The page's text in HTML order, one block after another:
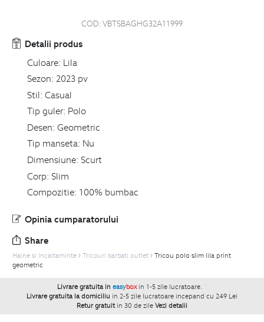
COD:VBTSBAGHG32A11999
Detalii produs
Culoare: Lila
Sezon: 2023 pv
Stil: Casual
Tip guler: Polo
Desen: Geometric
Tip manseta: Nu
Dimensiune: Scurt
Corp: Slim
Compozitie: 100% bumbac
Opinia cumparatorului
Share
Haine si Incaltaminte Tricouri barbati outlet
Tricou polo slim lila print
geometric
Livrare gratuita in easybox in 1-5 zile lucratoare. `
Livrare gratuita la domiciliu in 2-5 zile lucratoare incepand cu 249 Lei
Retur gratuit in 30 de zile Vezi detalii